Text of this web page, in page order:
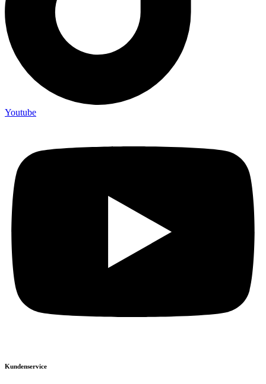
Youtube
Kundenservice